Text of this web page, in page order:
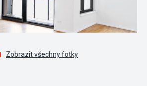
Zobrazit všechny fotky